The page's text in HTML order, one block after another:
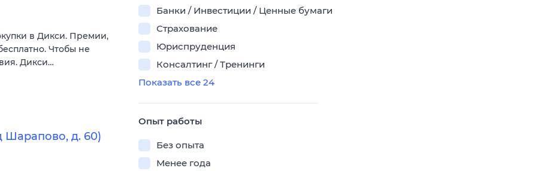
в Дикси. Премии,
Чтобы не
Дикси…
Шарапово, д. 60)
Банки / Инвестиции / Ценные бумаги
Страхование
Юриспруденция
Консалтинг / Тренинги
Показать все 24
Опыт работы
Без опыта
Менее года